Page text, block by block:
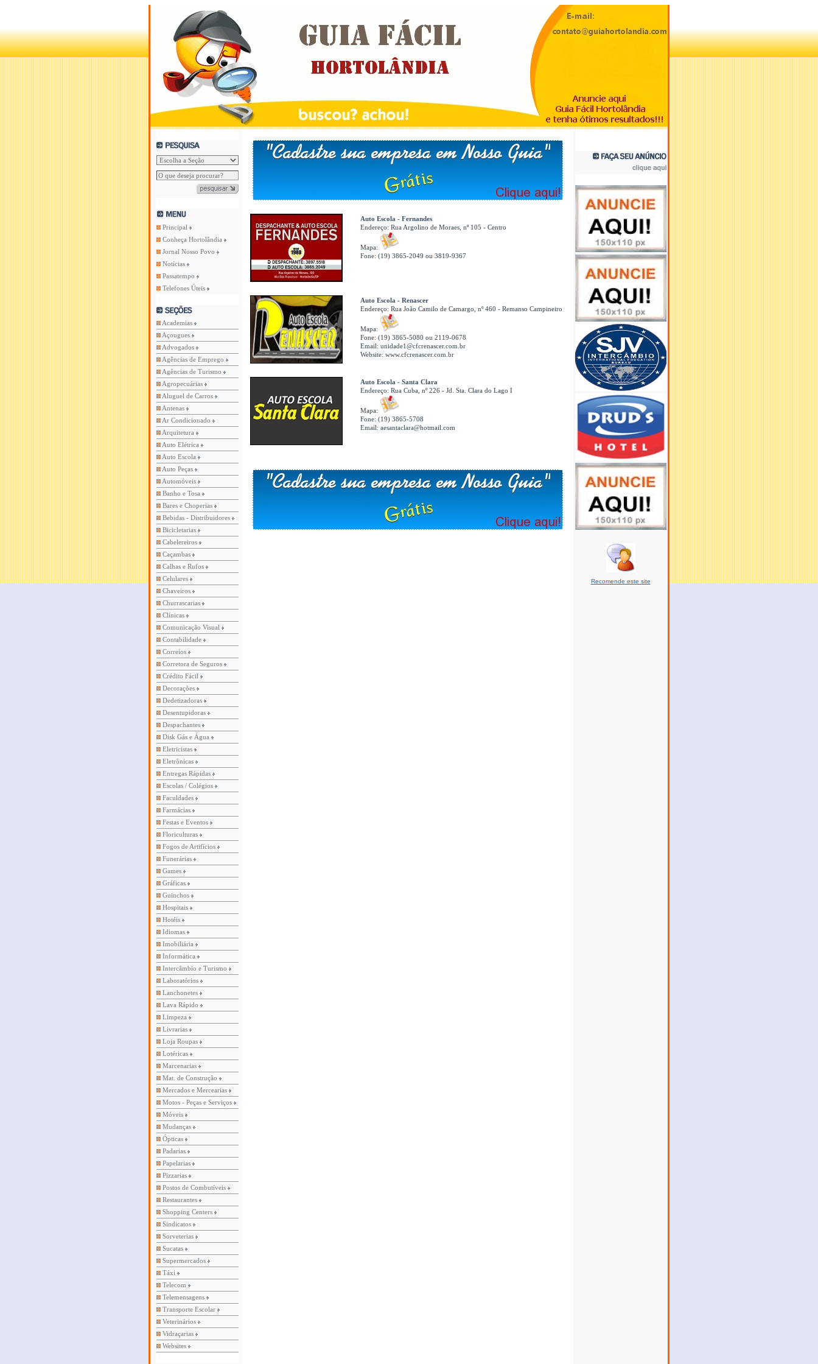
Principal
Conheça Hortolândia
Jornal Nosso Povo
Notícias
Passatempo
Telefones Úteis
Academias
Açougues
Advogados
Agências de Emprego
Agências de Turismo
Agropecuárias
Aluguel de Carros
Antenas
Ar Condicionado
Arquitetura
Auto Elétrica
Auto Escola
Auto Peças
Automóveis
Banho e Tosa
Bares e Choperias
Bebidas - Distribuidores
Bicicletarias
Cabelereiros
Caçambas
Calhas e Rufos
Celulares
Chaveiros
Churrascarias
Clínicas
Comunicação Visual
Contabilidade
Correios
Corretora de Seguros
Crédito Fácil
Decorações
Dedetizadoras
Desentupidoras
Despachantes
Disk Gás e Água
Eletricistas
Eletrônicas
Entregas Rápidas
Escolas / Colégios
Faculdades
Farmácias
Festas e Eventos
Floriculturas
Fogos de Artifícios
Funerárias
Games
Gráficas
Guinchos
Hospitais
Hotéis
Idiomas
Imobiliária
Informática
Intercâmbio e Turismo
Laboratórios
Lanchonetes
Lava Rápido
Limpeza
Livrarias
Loja Roupas
Lotéricas
Marcenarias
Mat. de Construção
Mercados e Mercearias
Motos - Peças e Serviços
Móveis
Mudanças
Ópticas
Padarias
Papelarias
Pizzarias
Postos de Combutíveis
Restaurantes
Shopping Centers
Sindicatos
Sorveterias
Sucatas
Supermercados
Táxi
Telecom
Telemensagens
Transporte Escolar
Veterinários
Vidraçarias
Websites
Auto Escola - Fernandes
Endereço: Rua Argolino de Moraes, nº 105 - Centro
Mapa:
Fone: (19) 3865-2049 ou 3819-9367
Auto Escola - Renascer
Endereço: Rua João Camilo de Camargo, nº 460 - Remanso Campineiro
Mapa:
Fone: (19) 3865-5080 ou 2119-0678
Email: unidade1@cfcrenascer.com.br
Website: www.cfcrenascer.com.br
Auto Escola - Santa Clara
Endereço: Rua Cuba, nº 226 - Jd. Sta. Clara do Lago I
Mapa:
Fone: (19) 3865-5708
Email: aesantaclara@hotmail.com
Recomende este site